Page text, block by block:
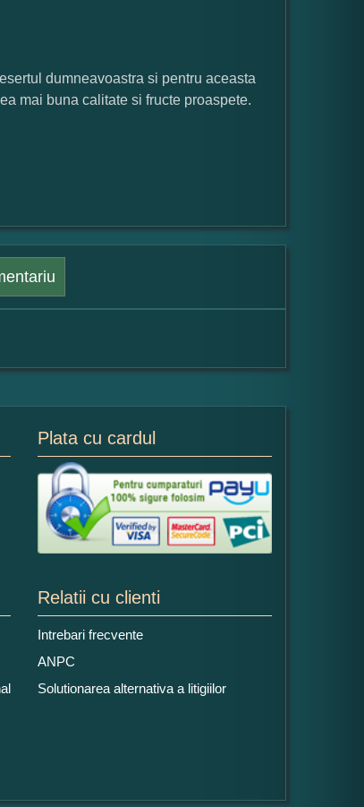
dumneavoastra si pentru aceasta
mai buna calitate si fructe proaspete.
Plata cu cardul
Relatii cu clienti
Intrebari frecvente
ANPC
Solutionarea alternativa a litigiilor